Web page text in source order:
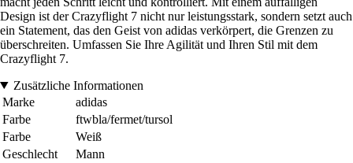
Design ist der Crazyflight 7 nicht nur leistungsstark, sondern setzt auch
ein Statement, das den Geist von adidas verkörpert, die Grenzen zu
überschreiten. Umfassen Sie Ihre Agilität und Ihren Stil mit dem
Crazyflight 7.
Zusätzliche Informationen
Marke
adidas
Farbe
ftwbla/fermet/tursol
Farbe
Weiß
Geschlecht
Mann